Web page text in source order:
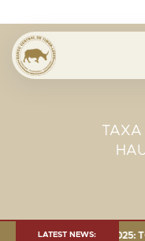
TAXA
LATEST NEWS:
AS OF 30 SEP. 2025: